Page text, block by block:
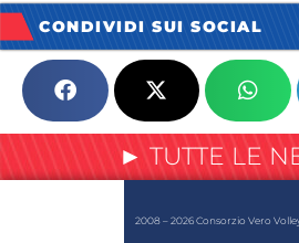
CONDIVIDI SUI SOCIAL
► TUTTE LE
2008 – 2026 Consorzio Vero